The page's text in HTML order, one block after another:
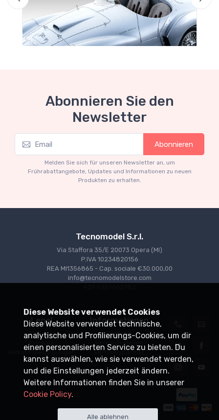
Mythos Collection 1-18
Ferrari 166 MM Abarth Metallic Silver Press
€227.05 €239.00
Abonnieren Sie den
Newsletter
Abonnieren
Melden Sie sich für unseren Newsletter an, um
Frührabattangebote, Updates und Informationen zu neuen
Produkten zu erhalten.
Tecnomodel S.r.l.
Via Staffora 35/E 20073 Opera (MI)
P.IVA 10234820156
REA MI1356865 - Cap. sociale €30.000,00
info@tecnomodelstore.com
Legal
Privacy
Cookies
Verkaufsbedingungen
Informationen
Versand
Verkaufsstellen
Vertriebspartner
Diese Website verwendet Cookies
Diese Website verwendet technische,
analytische und Profilierungs-Cookies, um dir
einen personalisierten Service zu bieten. Du
kannst auswählen, wie sie verwendet werden,
und die Einstellungen jederzeit ändern.
Weitere Informationen finden Sie in unserer
Cookie Policy.
Alle ablehnen